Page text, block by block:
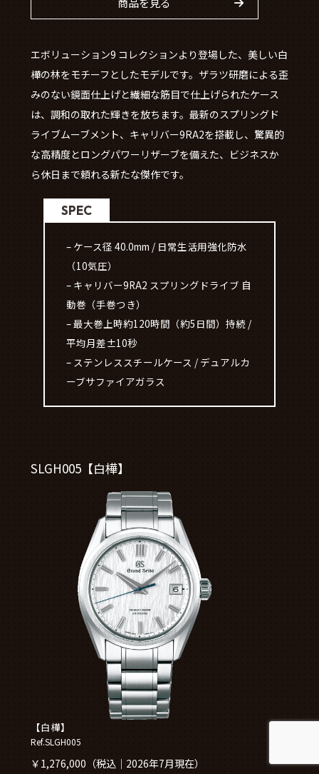
エボリューション9 コレクションより登場した、美しい白
樺の林をモチーフとしたモデルです。ザラツ研磨による歪
みのない鏡面仕上げと繊細な筋目で仕上げられたケース
は、調和の取れた輝きを放ちます。最新のスプリングド
ライブムーブメント、キャリバー9RA2を搭載し、驚異的
な高精度とロングパワーリザーブを備えた、ビジネスか
ら休日まで頼れる新たな傑作です。
SPEC
– ケース径 40.0mm / 日常生活用強化防水
（10気圧）
– キャリバー9RA2 スプリングドライブ 自
動巻（手巻つき）
– 最大巻上時約120時間（約5日間）持続 /
平均月差±10秒
– ステンレススチールケース / デュアルカ
ーブサファイアガラス
SLGH005【白樺】
【白樺】
Ref.SLGH005
￥1,276,000（税込｜2026年7月現在）